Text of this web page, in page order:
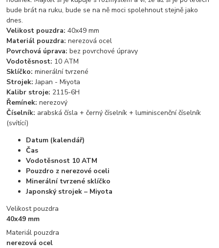
bude brát na ruku, bude se na ně moci spolehnout stejně jako
dnes.
Velikost pouzdra: 40x49 mm
Materiál pouzdra: nerezová ocel
Povrchová úprava: bez povrchové úpravy
Vodotěsnost: 10 ATM
Sklíčko: minerální tvrzené
Strojek: Japan - Miyota
Kalibr stroje: 2115-6H
Řemínek: nerezový
Číselník: arabská čísla + černý číselník + luminiscenční číselník
(svítící)
Datum (kalendář)
Čas
Vodotěsnost 10 ATM
Pouzdro z nerezové oceli
Minerální tvrzené sklíčko
Japonský strojek – Miyota
Velikost pouzdra
40x49 mm
Materiál pouzdra
nerezová ocel